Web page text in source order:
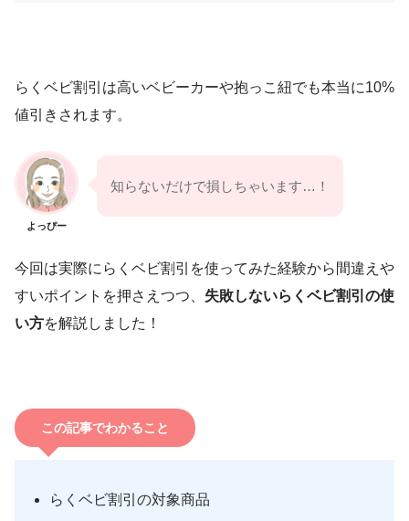
らくベビ割引は高いベビーカーや抱っこ紐でも本当に10%
値引きされます。
よっぴー
知らないだけで損しちゃいます…！
今回は実際にらくベビ割引を使ってみた経験から間違えや
すいポイントを押さえつつ、 失敗しないらくベビ割引の使
い方を解説しました！
この記事でわかること
らくベビ割引の対象商品